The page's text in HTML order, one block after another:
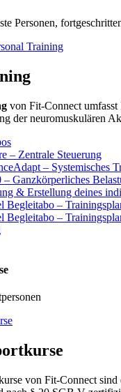
Personen,
Training
von Fit-Connect umfasst
der neuromuskulären
– Zentrale Steuerung
– Systemisches
– Ganzkörperliches
& Erstellung deines
Begleitabo –
Begleitabo –
von Fit-Connect